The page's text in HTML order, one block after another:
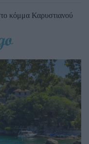
κόμμα Καρυστιανού